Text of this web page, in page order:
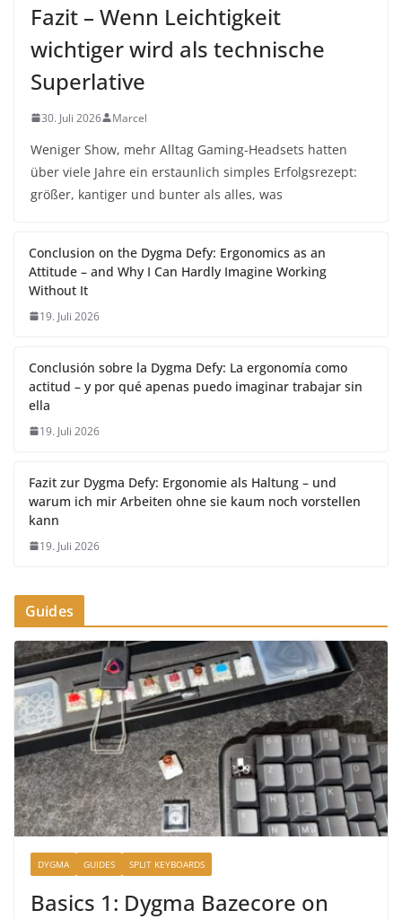
Fazit – Wenn Leichtigkeit
wichtiger wird als technische
Superlative
30. Juli 2026 Marcel
Weniger Show, mehr Alltag Gaming-Headsets hatten
über viele Jahre ein erstaunlich simples Erfolgsrezept:
größer, kantiger und bunter als alles, was
Conclusion on the Dygma Defy: Ergonomics as an
Attitude – and Why I Can Hardly Imagine Working
Without It
19. Juli 2026
Conclusión sobre la Dygma Defy: La ergonomía como
actitud – y por qué apenas puedo imaginar trabajar sin
ella
19. Juli 2026
Fazit zur Dygma Defy: Ergonomie als Haltung – und
warum ich mir Arbeiten ohne sie kaum noch vorstellen
kann
19. Juli 2026
Guides
DYGMA GUIDES SPLIT KEYBOARDS
Basics 1: Dygma Bazecore on